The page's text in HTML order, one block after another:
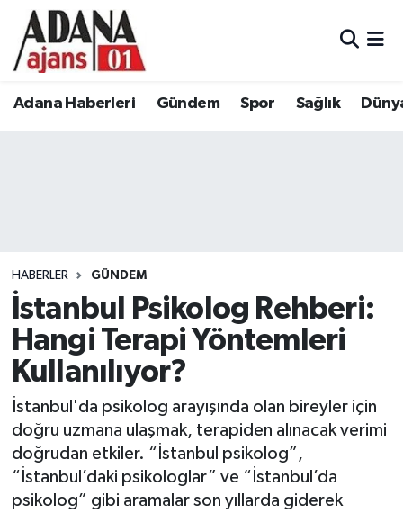
Adana Haberleri Gündem Spor Sağlık
HABERLER GÜNDEM
İstanbul Psikolog Rehberi:
Hangi Terapi Yöntemleri
Kullanılıyor?
İstanbul'da psikolog arayışında olan bireyler için
doğru uzmana ulaşmak, terapiden alınacak verimi
doğrudan etkiler. “İstanbul psikolog”,
“İstanbul’daki psikologlar” ve “İstanbul’da
psikolog” gibi aramalar son yıllarda giderek
Adana Haberleri
Eğitim
Siyaset
Kadın
Magazin
Adana Nöbetçi Eczaneler
Tüm Manşetler
Son Dakika Haberleri
Haber Arşivi